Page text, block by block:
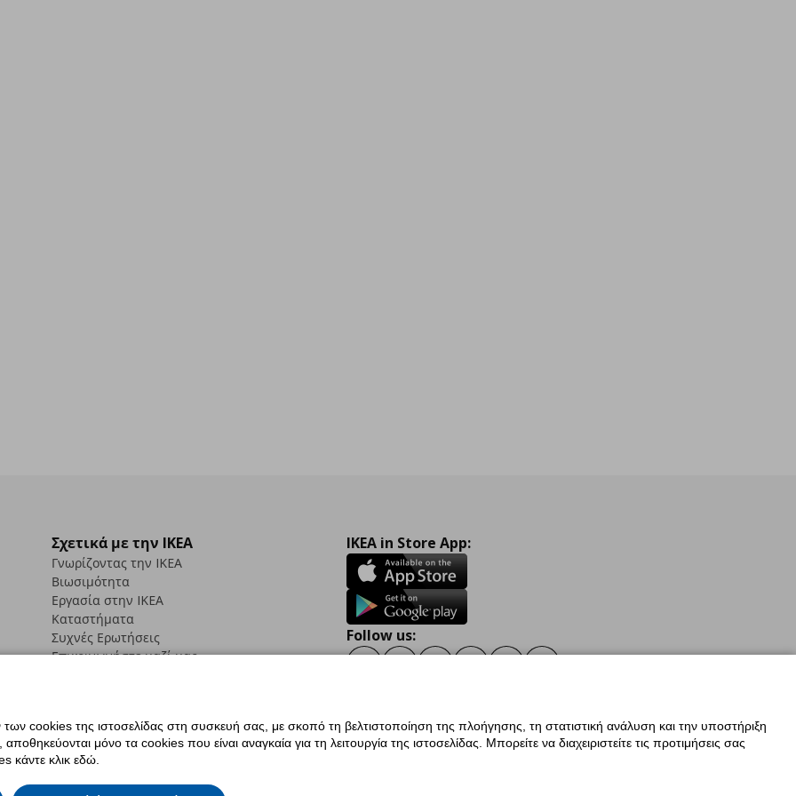
Σχετικά με την IKEA
Γνωρίζοντας την IKEA
Βιωσιμότητα
Εργασία στην IKEA
Καταστήματα
Συχνές Ερωτήσεις
Επικοινωνήστε μαζί μας
IKEA in Store App:
Follow us:
προσβασιμότητας
Γενική Πολιτική Προσωπικών Δεδομένων
cookies της ιστοσελίδας στη συσκευή σας, με σκοπό τη βελτιστοποίηση της πλοήγησης, τη στατιστική ανάλυση και την υποστήριξη
μόνο τα cookies που είναι αναγκαία για τη λειτουργία της ιστοσελίδας. Μπορείτε να διαχειριστείτε τις προτιμήσεις σας
κάντε κλικ εδώ.